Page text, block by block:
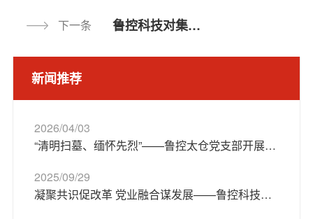
下一条 鲁控科技对集团纪委驻点监督反馈问题整改进行再安排再部署
新闻推荐
2026/04/03
“清明扫墓、缅怀先烈”——鲁控太仓党支部开展清明祭扫主题党日活动
2025/09/29
凝聚共识促改革 党业融合谋发展——鲁控科技全面开展“党组织书记讲改革”专题党课活动